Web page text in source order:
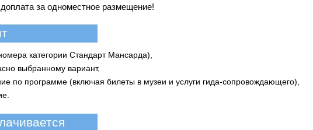
за одноместное размещение!
категории Стандарт Мансарда),
выбранному вариант,
по программе (включая билеты в музеи и услуги гида-сопровождающего),